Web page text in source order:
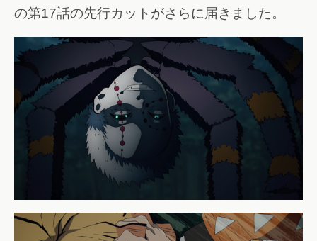
の第17話の先行カットがさらに届きました。